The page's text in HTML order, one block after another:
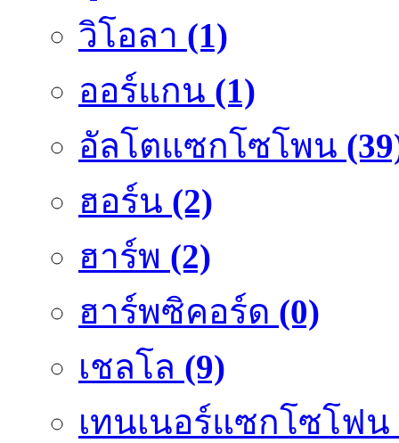
วิโอลา (1)
ออร์แกน (1)
อัลโตแซกโซโพน
ฮอร์น (2)
ฮาร์พ (2)
ฮาร์พซิคอร์ด (0)
เชลโล (9)
เทนเนอร์แซกโซโฟน